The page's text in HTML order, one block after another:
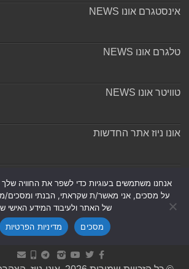
אינסטגרם אונו NEWS
טלגרם אונו NEWS
טוויטר אונו NEWS
אונו ניוז אתר החדשות
אנחנו משתמשים בעוגיות כדי לשפר את החוויה
על מסכים, אני מאשר/ת שקראתי, הבנתי ומסכים/
של האתר ולעיבוד המידע האישי
מסכים
מדיניות הפרטיות